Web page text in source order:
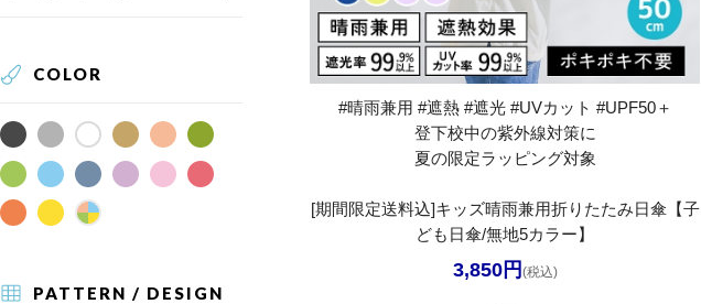
COLOR
PATTERN / DESIGN
#晴雨兼用 #遮熱 #遮光 #UVカット #UPF50＋
登下校中の紫外線対策に
夏の限定ラッピング対象
[期間限定送料込]キッズ晴雨兼用折りたたみ日傘【子
ども日傘/無地5カラー】
3,850円 (税込)